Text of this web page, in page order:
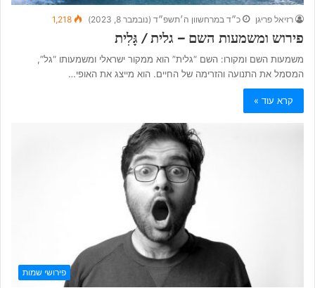
רזיאל פריגן כ״ד במרחשוון ה׳תשפ״ד (נובמבר 8, 2023) 1,218
פירוש ומשמעות השם – גלית / גָּלִית
משמעות השם ומקורו: השם “גלית” הוא ממקור ישראלי ומשמעותו “גל”,
המסמל את התנועה והזרימה של החיים. הוא מייצג את האופי…
קרא עוד »
פירושי שמות